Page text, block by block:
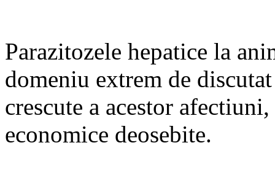
Parazitozele hepatice la
domeniu extrem de
crescute a acestor
economice deosebite.